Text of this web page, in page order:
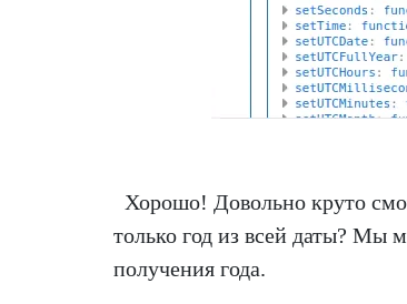
Хорошо! Довольно круто
только год из всей даты? Мы
получения года.